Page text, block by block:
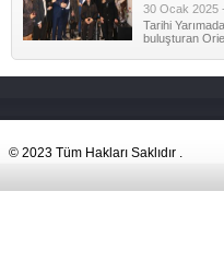
30 Ocak 2025 -
Tarihi
buluşturan
© 2023 Tüm Hakları Saklıdır .